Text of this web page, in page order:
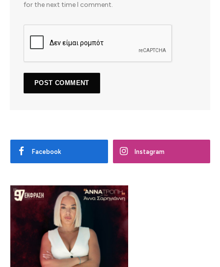
for the next time I comment.
Facebook Instagram